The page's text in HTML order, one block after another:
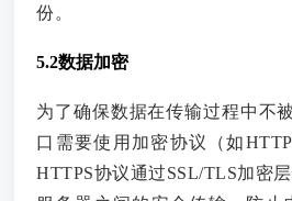
份。
5.2数据加密
为了确保数据在传输过程中不
口需要使用加密协议（如
HTTPS协议通过SSL/TLS加密